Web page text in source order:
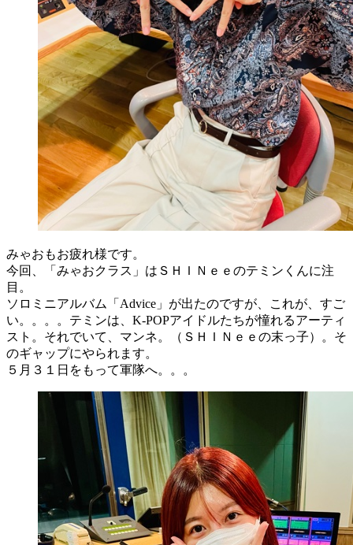
みゃおもお疲れ様です。
今回、「みゃおクラス」はＳＨＩＮｅｅのテミンくんに注
目。
ソロミニアルバム「Advice」が出たのですが、これが、すご
い。。。。テミンは、K-POPアイドルたちが憧れるアーティ
スト。それでいて、マンネ。（ＳＨＩＮｅｅの末っ子）。そ
のギャップにやられます。
５月３１日をもって軍隊へ。。。